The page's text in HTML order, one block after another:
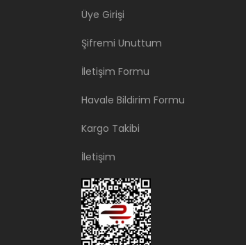
Üye Girişi
Şifremi Unuttum
İletişim Formu
Havale Bildirim Formu
Kargo Takibi
İletişim